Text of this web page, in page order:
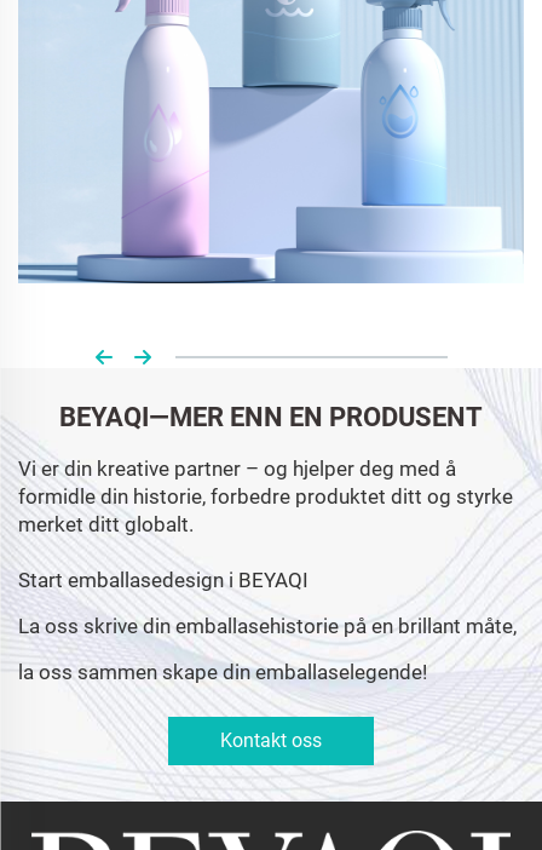
BEYAQI—MER ENN EN PRODUSENT
Vi er din kreative partner – og hjelper deg med å
formidle din historie, forbedre produktet ditt og styrke
merket ditt globalt.
Start emballasedesign i BEYAQI
La oss skrive din emballasehistorie på en brillant måte,
la oss sammen skape din emballaselegende!
Kontakt oss